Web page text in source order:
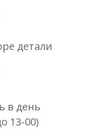
детали
в день
13-00)